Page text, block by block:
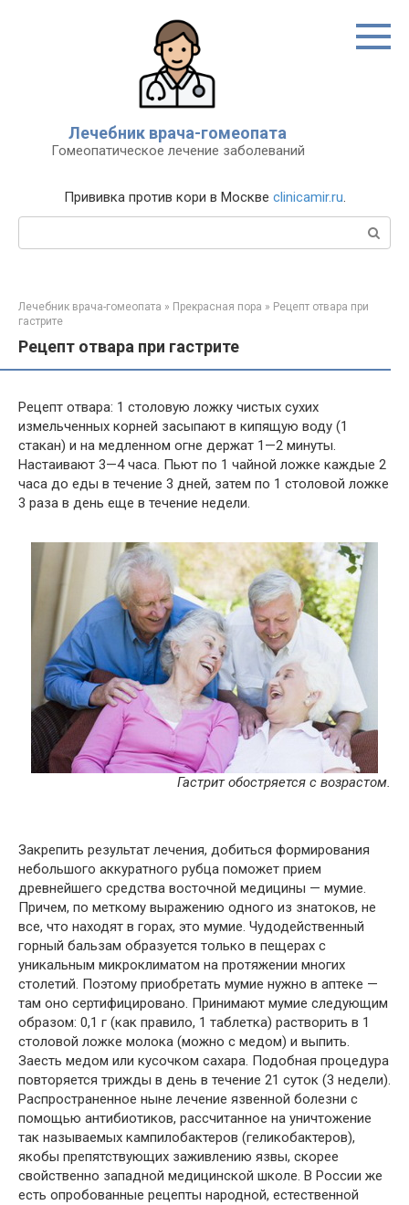
Лечебник врача-гомеопата
Гомеопатическое лечение заболеваний
Прививка против кори в Москве clinicamir.ru.
Поиск:
Лечебник врача-гомеопата » Прекрасная пора » Рецепт отвара при
гастрите
Рецепт отвара при гастрите
Рецепт отвара: 1 столовую ложку чистых сухих
измельченных корней засыпают в кипящую воду (1
стакан) и на медленном огне держат 1—2 минуты.
Настаивают 3—4 часа. Пьют по 1 чайной ложке каждые 2
часа до еды в течение 3 дней, затем по 1 столовой ложке
3 раза в день еще в течение недели.
Гастрит обостряется с возрастом.
Закрепить результат лечения, добиться формирования
небольшого аккуратного рубца поможет прием
древнейшего средства восточной медицины — мумие.
Причем, по меткому выражению одного из знатоков, не
все, что находят в горах, это мумие. Чудодейственный
горный бальзам образуется только в пещерах с
уникальным микроклиматом на протяжении многих
столетий. Поэтому приобретать мумие нужно в аптеке —
там оно сертифицировано. Принимают мумие следующим
образом: 0,1 г (как правило, 1 таблетка) растворить в 1
столовой ложке молока (можно с медом) и выпить.
Заесть медом или кусочком сахара. Подобная процедура
повторяется трижды в день в течение 21 суток (3 недели).
Распространенное ныне лечение язвенной болезни с
помощью антибиотиков, рассчитанное на уничтожение
так называемых кампилобактеров (геликобактеров),
якобы препятствующих заживлению язвы, скорее
свойственно западной медицинской школе. В России же
есть опробованные рецепты народной, естественной